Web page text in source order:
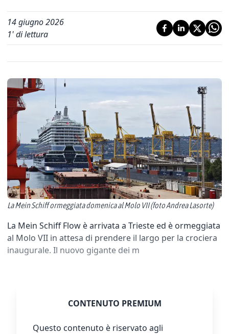
14 giugno 2026
1' di lettura
La Mein Schiff ormeggiata domenica al Molo VII (foto Andrea Lasorte)
La Mein Schiff Flow è arrivata a Trieste ed è ormeggiata
al Molo VII in attesa di prendere il largo per la crociera
inaugurale. Il nuovo gigante dei m
CONTENUTO PREMIUM
Questo contenuto è riservato agli